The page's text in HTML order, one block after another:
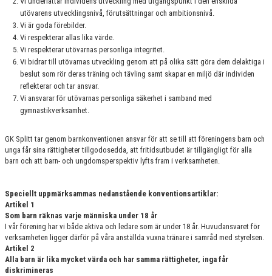
utövarens utvecklingsnivå, förutsättningar och ambitionsnivå.
Vi är goda förebilder.
Vi respekterar allas lika värde.
Vi respekterar utövarnas personliga integritet.
Vi bidrar till utövarnas utveckling genom att på olika sätt göra dem delaktiga i
beslut som rör deras träning och tävling samt skapar en miljö där individen
reflekterar och tar ansvar.
Vi ansvarar för utövarnas personliga säkerhet i samband med
gymnastikverksamhet.
GK Splitt tar genom barnkonventionen ansvar för att se till att föreningens barn och
unga får sina rättigheter tillgodosedda, att fritidsutbudet är tillgängligt för alla
barn och att barn- och ungdomsperspektiv lyfts fram i verksamheten.
Speciellt uppmärksammas nedanstående konventionsartiklar:
Artikel 1
Som barn räknas varje människa under 18 år
I vår förening har vi både aktiva och ledare som är under 18 år. Huvudansvaret för
verksamheten ligger därför på våra anställda vuxna tränare i samråd med styrelsen.
Artikel 2
Alla barn är lika mycket värda och har samma rättigheter, inga får
diskrimineras